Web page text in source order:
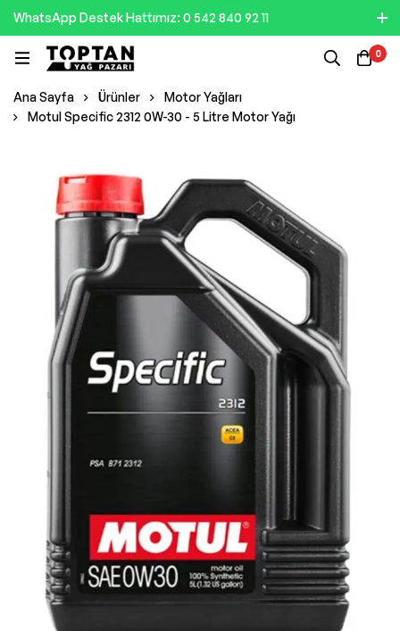
WhatsApp Destek Hattımız: 0 542 840 92 11
0
Ana Sayfa Ürünler
Motor Yağları
Motul Specific 2312 0W-30 - 5 Litre Motor Yağı